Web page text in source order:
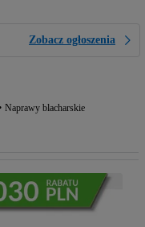
Zobacz ogłoszenia
Naprawy blacharskie